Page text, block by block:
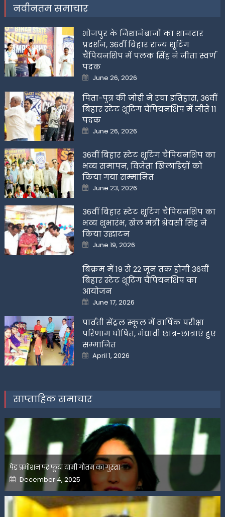
नवीनतम समाचार
भोजपुर के निशानेबाजों का शानदार
प्रदर्शन, 36वीं बिहार राज्य शूटिंग
चैंपियनशिप में पलक सिंह ने जीता स्वर्ण
पदक
Posted
on
June 26, 2026
पिता-पुत्र की जोड़ी ने रचा इतिहास, 36वीं
बिहार स्टेट शूटिंग चैंपियनशिप में जीते 11
पदक
Posted
on
June 26, 2026
36वीं बिहार स्टेट शूटिंग चैंपियनशिप का
भव्य समापन, विजेता खिलाडिय़ों को
किया गया सम्मानित
Posted
on
June 23, 2026
36वीं बिहार स्टेट शूटिंग चैंपियनशिप का
भव्य शुभारंभ, खेल मंत्री श्रेयसी सिंह ने
किया उद्घाटन
Posted
on
June 19, 2026
बिक्रम में 19 से 22 जून तक होगी 36वीं
बिहार स्टेट शूटिंग चैंपियनशिप का
आयोजन
Posted
on
June 17, 2026
पार्वती सेंट्रल स्कूल में वार्षिक परीक्षा
परिणाम घोषित, मेधावी छात्र-छात्राएं हुए
सम्मानित
Posted
on
April 1, 2026
साप्ताहिक समाचार
पेड प्रमोशन पर फूटा यामी गौतम का गुस्सा
Posted
on
December 4, 2025